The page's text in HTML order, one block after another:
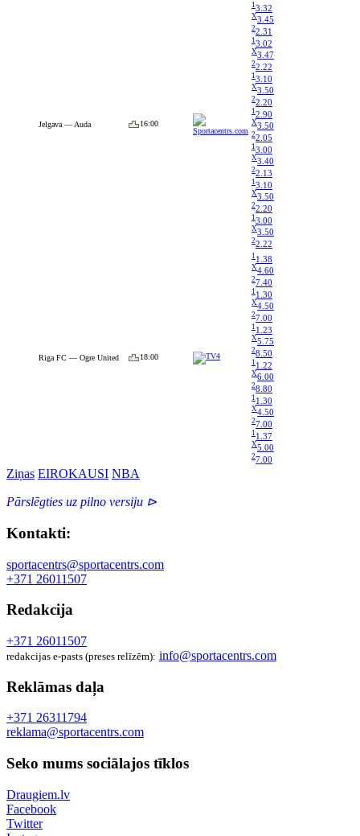
Jelgava — Auda 16:00
13.32
X3.45
22.31
13.02
X3.47
22.22
13.10
X3.50
22.20
12.90
X3.50
22.05
1 3.00
X3.40
22.13
1 3.10
X3.50
22.20
1 3.00
X3.50
22.22
Riga FC — Ogre United 18:00
1 1.38
X4.60
27.40
1 1.30
X4.50
27.00
1 1.23
X5.75
28.50
1 1.22
X6.00
28.80
1 1.30
X4.50
27.00
1 1.37
X5.00
27.00
Ziņas EIROKAUSI NBA
Pārslēgties uz pilno versiju ⊳
Kontakti:
sportacentrs@sportacentrs.com
+371 26011507
Redakcija
+371 26011507
redakcijas e-pasts (preses relīzēm): info@sportacentrs.com
Reklāmas daļa
+371 26311794
reklama@sportacentrs.com
Seko mums sociālajos tīklos
Draugiem.lv
Facebook
Twitter